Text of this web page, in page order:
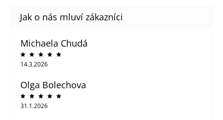
Michaela Chudá
14.3.2026
Olga Bolechova
31.1.2026